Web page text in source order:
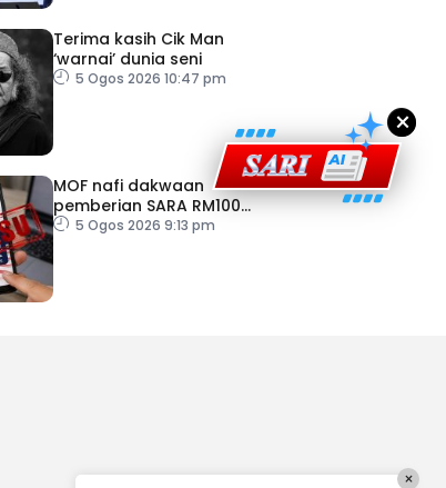
Terima kasih Cik Man
‘warnai’ dunia seni
5 Ogos 2026 10:47 pm
MOF nafi dakwaan
pemberian SARA RM100
sempena Hari Kebangsaan
5 Ogos 2026 9:13 pm
×
×